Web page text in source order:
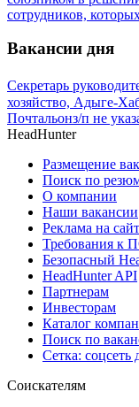
сотрудников,
Вакансии дня
Секретарь
хозяйство, Адыге-
Почтальонз/п не
HeadHunter
Размещение
Поиск по
О компании
Наши вакансии
Реклама на
Требования к
Безопасный
HeadHunter API
Партнерам
Инвесторам
Каталог
Поиск по
Сетка: соцсеть
Соискателям